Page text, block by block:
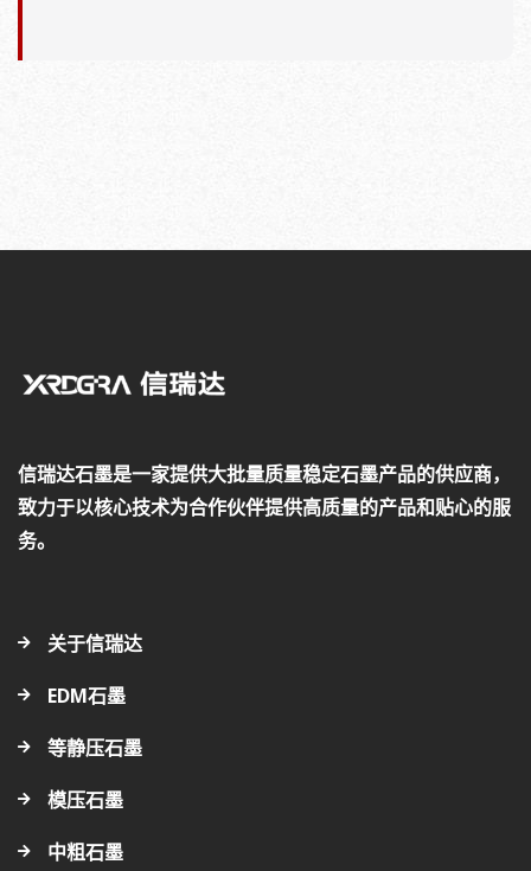
信瑞达石墨是一家提供大批量质量稳定石墨产品的供应商，
致力于以核心技术为合作伙伴提供高质量的产品和贴心的服
务。
关于信瑞达
EDM石墨
等静压石墨
模压石墨
中粗石墨